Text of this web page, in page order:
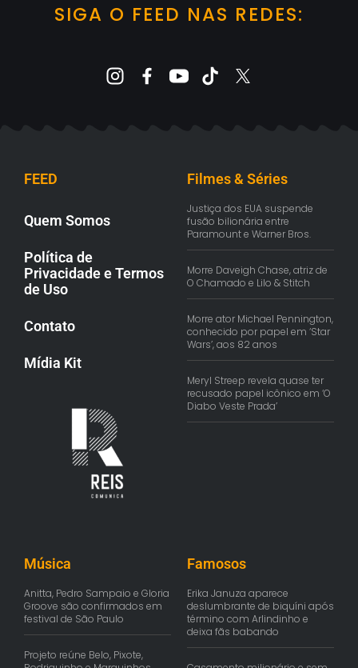
SIGA O FEED NAS REDES:
FEED
Quem Somos
Política de
Privacidade e Termos
de Uso
Contato
Mídia Kit
Filmes & Séries
Justiça dos EUA suspende
fusão bilionária entre
Paramount e Warner Bros.
Morre Daveigh Chase, atriz de
O Chamado e Lilo & Stitch
Morre ator Michael Pennington,
conhecido por papel em ‘Star
Wars’, aos 82 anos
Meryl Streep revela quase ter
recusado papel icônico em ‘O
Diabo Veste Prada’
Música
Anitta, Pedro Sampaio e Gloria
Groove são confirmados em
festival de São Paulo
Projeto reúne Belo, Pixote,
Famosos
Erika Januza aparece
deslumbrante de biquíni após
término com Arlindinho e
deixa fãs babando